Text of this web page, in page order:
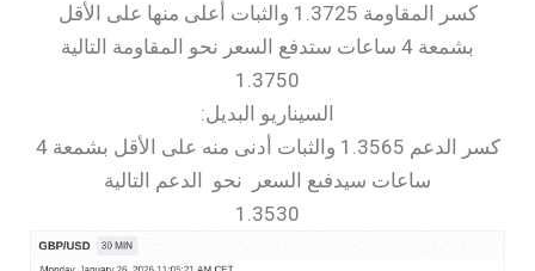
كسر المقاومة 1.3725 والثبات أعلى منها على الأقل
بشمعة 4 ساعات ستدفع السعر نحو المقاومة التالية
1.3750
السيناريو البديل:
كسر الدعم 1.3565 والثبات أدنى منه على الأقل بشمعة 4
ساعات سيدفىع السعر نحو الدعم التالية
1.3530